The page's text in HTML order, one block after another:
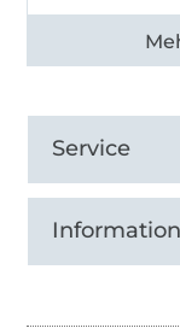
Alle 82968
Service